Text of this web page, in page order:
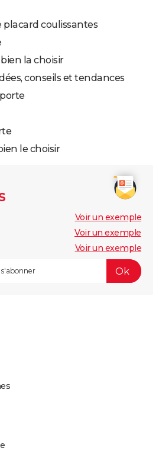
placard coulissantes
la choisir
conseils et tendances
le choisir
Voir un exemple
Voir un exemple
Voir un exemple